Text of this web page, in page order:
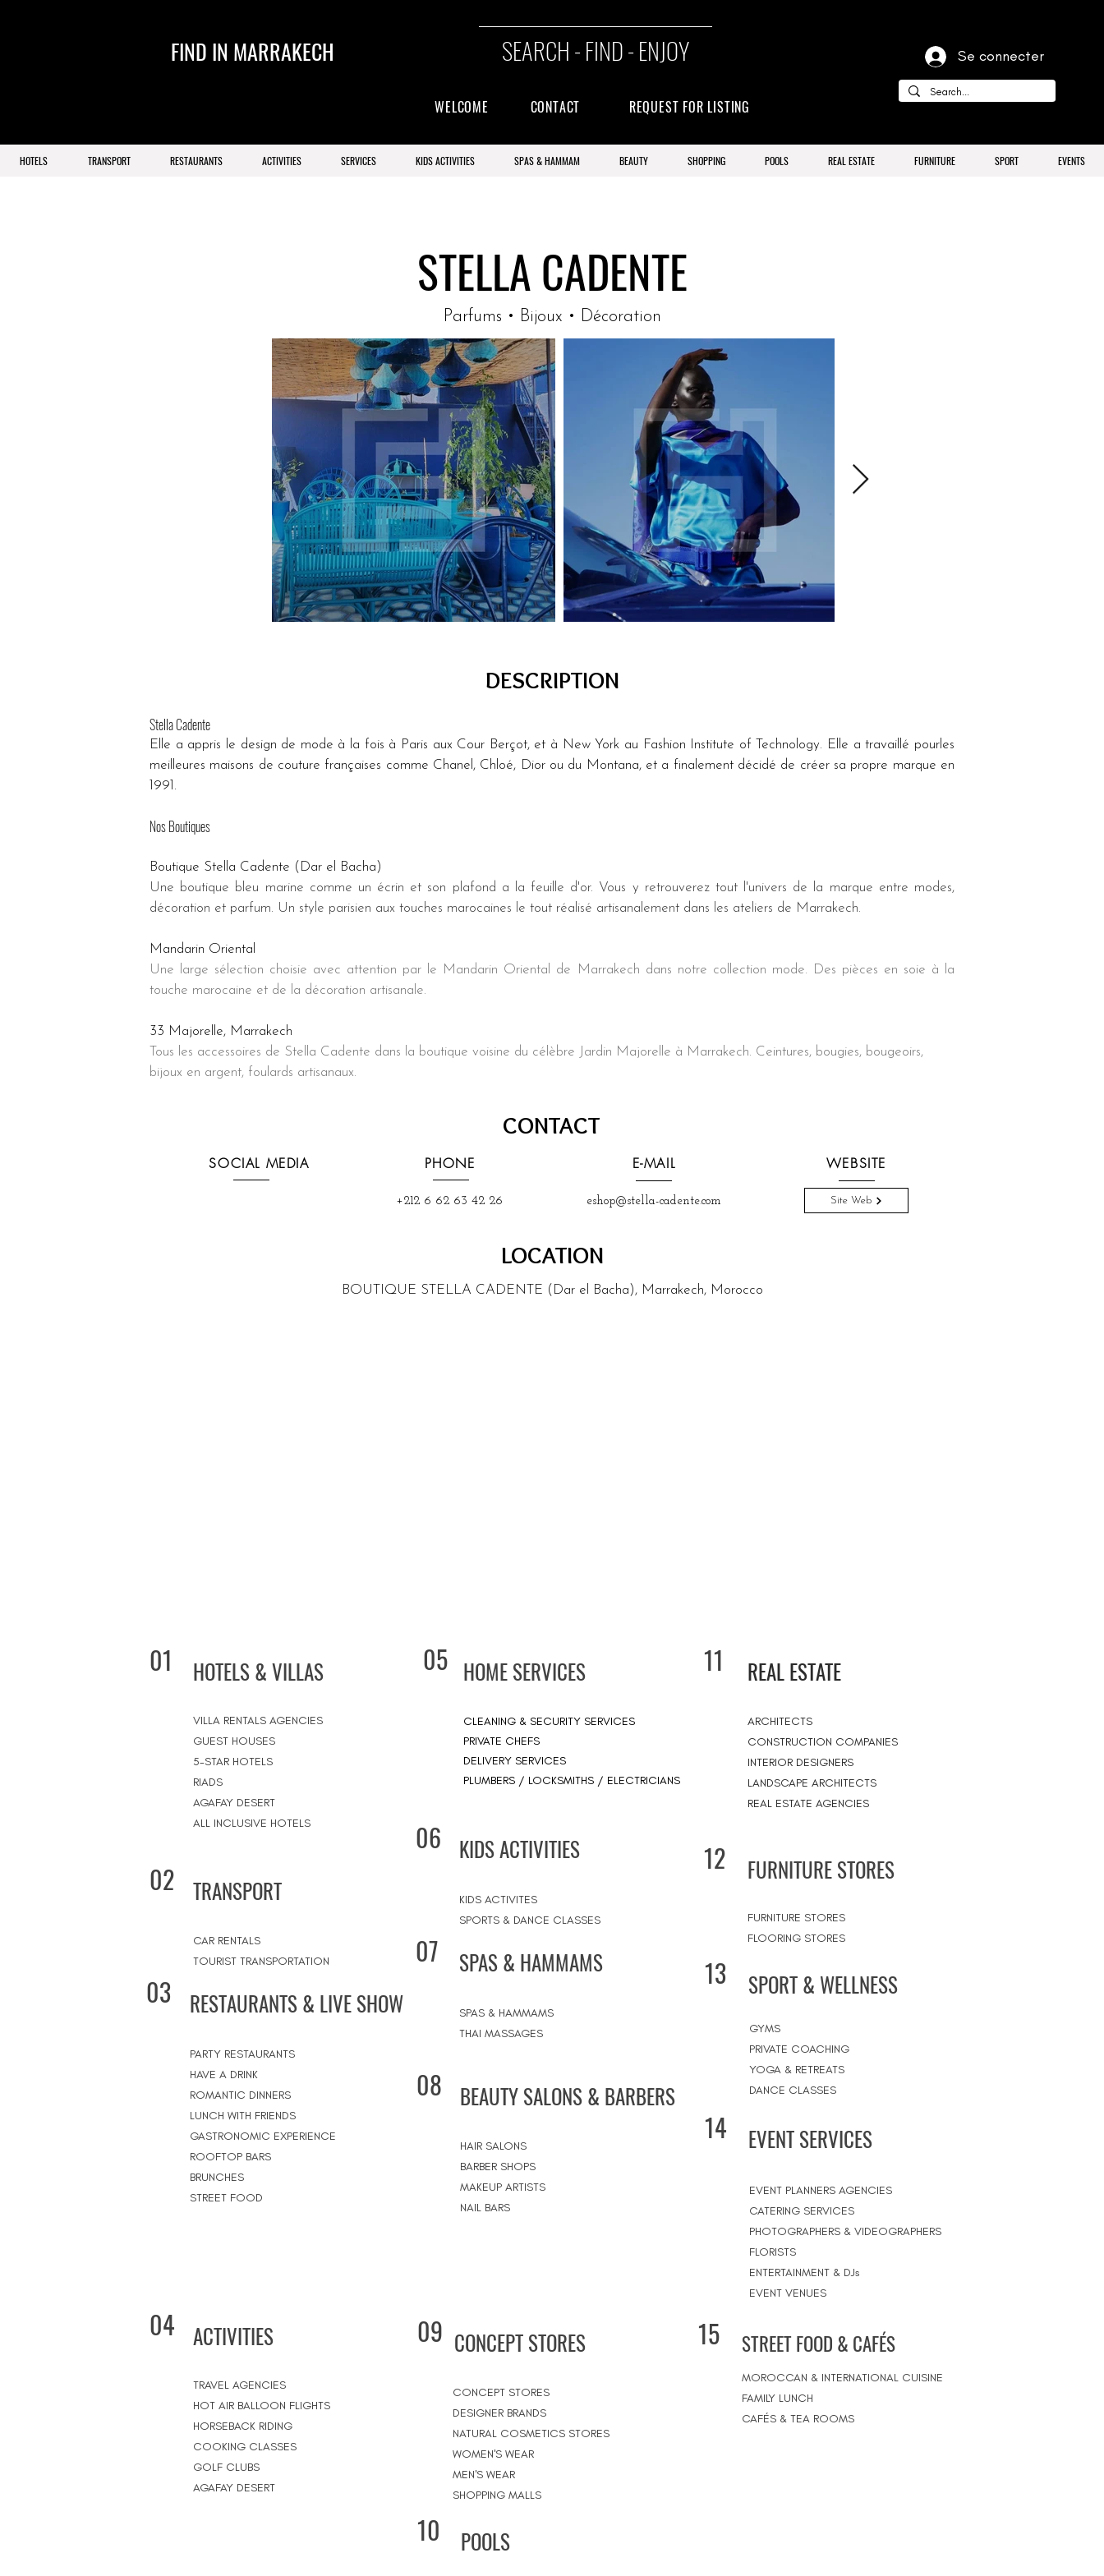
FIND IN MARRAKECH SEARCH - FIND - ENJOY
WELCOME CONTACT REQUEST FOR LISTING
Se connecter
HOTELS TRANSPORT RESTAURANTS ACTIVITIES SERVICES KIDS ACTIVITIES SPAS & HAMMAM BEAUTY SHOPPING POOLS REAL ESTATE FURNITURE SPORT EVENTS
STELLA CADENTE
Parfums • Bijoux • Décoration
DESCRIPTION
Stella Cadente
Elle a appris le design de mode à la fois à Paris aux Cour Berçot, et à New York au Fashion Institute of Technology. Elle a travaillé pourles
meilleures maisons de couture françaises comme Chanel, Chloé, Dior ou du Montana, et a finalement décidé de créer sa propre marque en
1991.
Nos Boutiques
Boutique Stella Cadente (Dar el Bacha)
Une boutique bleu marine comme un écrin et son plafond a la feuille d'or. Vous y retrouverez tout l'univers de la marque entre modes,
décoration et parfum. Un style parisien aux touches marocaines le tout réalisé artisanalement dans les ateliers de Marrakech.
Mandarin Oriental
Une large sélection choisie avec attention par le Mandarin Oriental de Marrakech dans notre collection mode. Des pièces en soie à la
touche marocaine et de la décoration artisanale.
33 Majorelle, Marrakech
Tous les accessoires de Stella Cadente dans la boutique voisine du célèbre Jardin Majorelle à Marrakech. Ceintures, bougies, bougeoirs,
bijoux en argent, foulards artisanaux.
CONTACT
SOCIAL MEDIA PHONE E-MAIL WEBSITE
+212 6 62 63 42 26 eshop@stella-cadente.com Site Web
LOCATION
BOUTIQUE STELLA CADENTE (Dar el Bacha), Marrakech, Morocco
01 HOTELS & VILLAS
VILLA RENTALS AGENCIES
GUEST HOUSES
5-STAR HOTELS
RIADS
AGAFAY DESERT
ALL INCLUSIVE HOTELS
02 TRANSPORT
CAR RENTALS
TOURIST TRANSPORTATION
03 RESTAURANTS & LIVE SHOW
PARTY RESTAURANTS
HAVE A DRINK
ROMANTIC DINNERS
LUNCH WITH FRIENDS
GASTRONOMIC EXPERIENCE
ROOFTOP BARS
BRUNCHES
STREET FOOD
04 ACTIVITIES
TRAVEL AGENCIES
HOT AIR BALLOON FLIGHTS
HORSEBACK RIDING
COOKING CLASSES
GOLF CLUBS
AGAFAY DESERT
05 HOME SERVICES
CLEANING & SECURITY SERVICES
PRIVATE CHEFS
DELIVERY SERVICES
PLUMBERS / LOCKSMITHS / ELECTRICIANS
11 REAL ESTATE
ARCHITECTS
CONSTRUCTION COMPANIES
INTERIOR DESIGNERS
LANDSCAPE ARCHITECTS
REAL ESTATE AGENCIES
06 KIDS ACTIVITIES
KIDS ACTIVITES
SPORTS & DANCE CLASSES
12 FURNITURE STORES
FURNITURE STORES
FLOORING STORES
07 SPAS & HAMMAMS
SPAS & HAMMAMS
THAI MASSAGES
08 BEAUTY SALONS & BARBERS
HAIR SALONS
BARBER SHOPS
MAKEUP ARTISTS
NAIL BARS
13 SPORT & WELLNESS
GYMS
PRIVATE COACHING
YOGA & RETREATS
DANCE CLASSES
14 EVENT SERVICES
EVENT PLANNERS AGENCIES
CATERING SERVICES
PHOTOGRAPHERS & VIDEOGRAPHERS
FLORISTS
ENTERTAINMENT & DJs
EVENT VENUES
09 CONCEPT STORES
CONCEPT STORES
DESIGNER BRANDS
NATURAL COSMETICS STORES
WOMEN'S WEAR
MEN'S WEAR
SHOPPING MALLS
15 STREET FOOD & CAFÉS
MOROCCAN & INTERNATIONAL CUISINE
FAMILY LUNCH
CAFÉS & TEA ROOMS
10 POOLS